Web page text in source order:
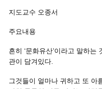
지도교수 오종서
주요내용
흔히 ‘문화유산’이라고 말하
관이 담겨있다.
그것들이 얼마나 귀하고 또 아